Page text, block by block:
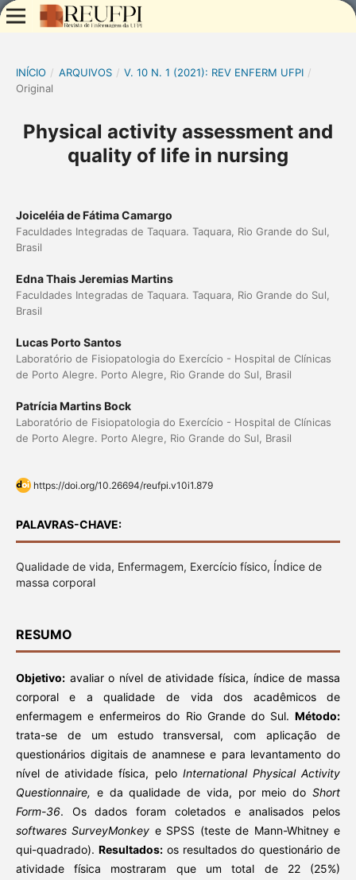
INÍCIO / ARQUIVOS / V. 10 N. 1 (2021): REV ENFERM UFPI /
Original
Physical activity assessment and
quality of life in nursing
Joiceléia de Fátima Camargo
Faculdades Integradas de Taquara. Taquara, Rio Grande do Sul,
Brasil
Edna Thais Jeremias Martins
Faculdades Integradas de Taquara. Taquara, Rio Grande do Sul,
Brasil
Lucas Porto Santos
Laboratório de Fisiopatologia do Exercício - Hospital de Clínicas
de Porto Alegre. Porto Alegre, Rio Grande do Sul, Brasil
Patrícia Martins Bock
Laboratório de Fisiopatologia do Exercício - Hospital de Clínicas
de Porto Alegre. Porto Alegre, Rio Grande do Sul, Brasil
https://doi.org/10.26694/reufpi.v10i1.879
PALAVRAS-CHAVE:
Qualidade de vida, Enfermagem, Exercício físico, Índice de
massa corporal
RESUMO
Objetivo:avaliar o nível de atividade física, índice de massa
corporal e a qualidade de vida dos acadêmicos de
enfermagem e enfermeiros do Rio Grande do Sul.Método:
trata-se de um estudo transversal, com aplicação de
questionários digitais de anamnese e para levantamento do
nível de atividade física, pelo International Physical Activity
Questionnaire, e da qualidade de vida, por meio doShort
Form-36. Os dados foram coletados e analisados pelos
softwares SurveyMonkey e SPSS (teste de Mann-Whitney e
qui-quadrado).Resultados: os resultados do questionário de
atividade física mostraram que um total de 22 (25%)